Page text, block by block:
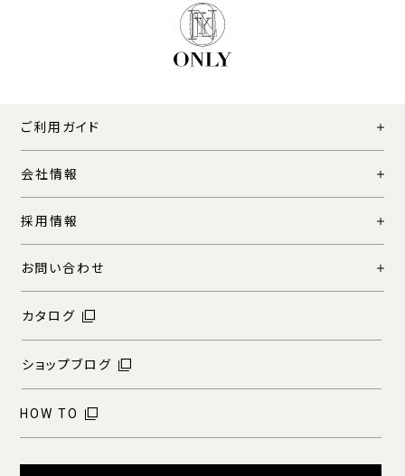
ご利用ガイド
会社情報
採用情報
お問い合わせ
カタログ
ショップブログ
HOW TO